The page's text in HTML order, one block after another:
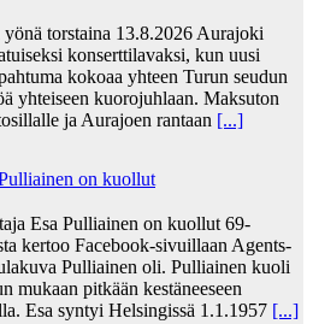
torstaina 13.8.2026 Aurajoki
konserttilavaksi, kun uusi
kokoaa yhteen Turun seudun
yhteiseen kuorojuhlaan. Maksuton
ja Aurajoen rantaan [...]
on kuollut
Esa Pulliainen on kuollut 69-
kertoo Facebook-sivuillaan Agents-
Pulliainen oli. Pulliainen kuoli
mukaan pitkään kestäneeseen
Esa syntyi Helsingissä 1.1.1957 [...]